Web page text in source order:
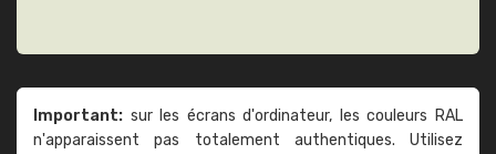
Important: sur les écrans d'ordinateur, les couleurs RAL
n'apparaissent pas totalement authentiques. Utilisez